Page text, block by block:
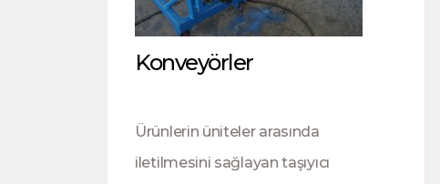
Konveyörler
Ürünlerin üniteler arasında
iletilmesini sağlayan taşıyıcı